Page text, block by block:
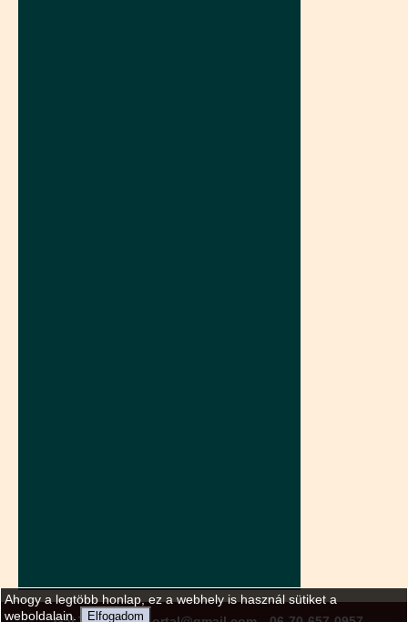
Ahogy a legtöbb honlap, ez a webhely is használ sütiket a
weboldalain.
Elfogadom